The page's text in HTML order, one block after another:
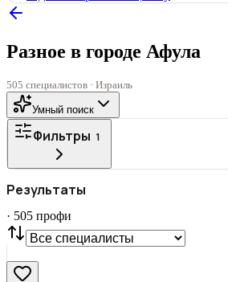
Разное в городе Афула
505 специалистов · Израиль
Умный поиск
Фильтры 1
Все
СТАТУС
VIP С фото
Нашли
Сбросить
Результаты
· 505 профи